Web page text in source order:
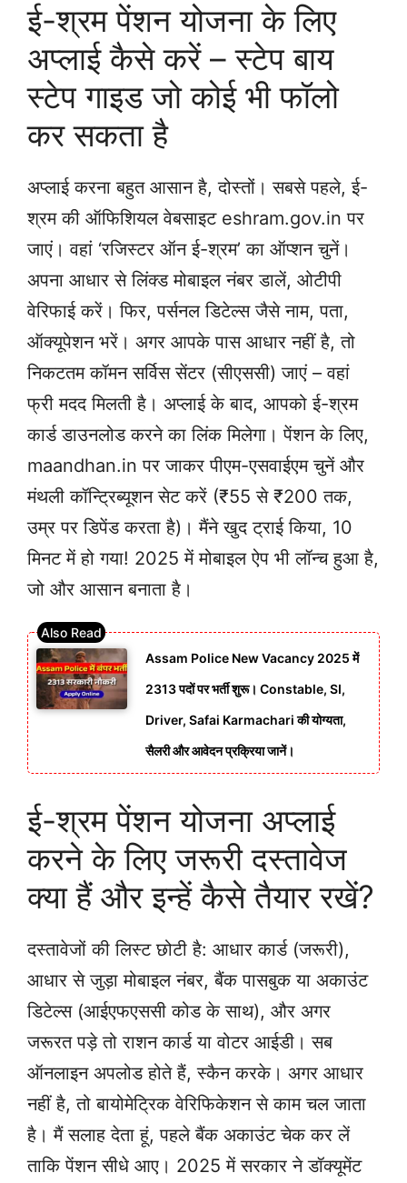
ई-श्रम पेंशन योजना के लिए
अप्लाई कैसे करें – स्टेप बाय
स्टेप गाइड जो कोई भी फॉलो
कर सकता है
अप्लाई करना बहुत आसान है, दोस्तों। सबसे पहले, ई-
श्रम की ऑफिशियल वेबसाइट eshram.gov.in पर
जाएं। वहां ‘रजिस्टर ऑन ई-श्रम’ का ऑप्शन चुनें।
अपना आधार से लिंक्ड मोबाइल नंबर डालें, ओटीपी
वेरिफाई करें। फिर, पर्सनल डिटेल्स जैसे नाम, पता,
ऑक्यूपेशन भरें। अगर आपके पास आधार नहीं है, तो
निकटतम कॉमन सर्विस सेंटर (सीएससी) जाएं – वहां
फ्री मदद मिलती है। अप्लाई के बाद, आपको ई-श्रम
कार्ड डाउनलोड करने का लिंक मिलेगा। पेंशन के लिए,
maandhan.in पर जाकर पीएम-एसवाईएम चुनें और
मंथली कॉन्ट्रिब्यूशन सेट करें (₹55 से ₹200 तक,
उम्र पर डिपेंड करता है)। मैंने खुद ट्राई किया, 10
मिनट में हो गया! 2025 में मोबाइल ऐप भी लॉन्च हुआ है,
जो और आसान बनाता है।
Assam Police New Vacancy 2025 में
2313 पदों पर भर्ती शुरू। Constable, SI,
Driver, Safai Karmachari की योग्यता,
सैलरी और आवेदन प्रक्रिया जानें।
ई-श्रम पेंशन योजना अप्लाई
करने के लिए जरूरी दस्तावेज
क्या हैं और इन्हें कैसे तैयार रखें?
दस्तावेजों की लिस्ट छोटी है: आधार कार्ड (जरूरी),
आधार से जुड़ा मोबाइल नंबर, बैंक पासबुक या अकाउंट
डिटेल्स (आईएफएससी कोड के साथ), और अगर
जरूरत पड़े तो राशन कार्ड या वोटर आईडी। सब
ऑनलाइन अपलोड होते हैं, स्कैन करके। अगर आधार
नहीं है, तो बायोमेट्रिक वेरिफिकेशन से काम चल जाता
है। मैं सलाह देता हूं, पहले बैंक अकाउंट चेक कर लें
ताकि पेंशन सीधे आए। 2025 में सरकार ने डॉक्यूमेंट